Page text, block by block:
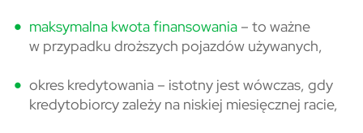
maksymalna kwota finansowania – to ważne
w przypadku droższych pojazdów używanych,
okres kredytowania – istotny jest wówczas, gdy
kredytobiorcy zależy na niskiej miesięcznej racie,